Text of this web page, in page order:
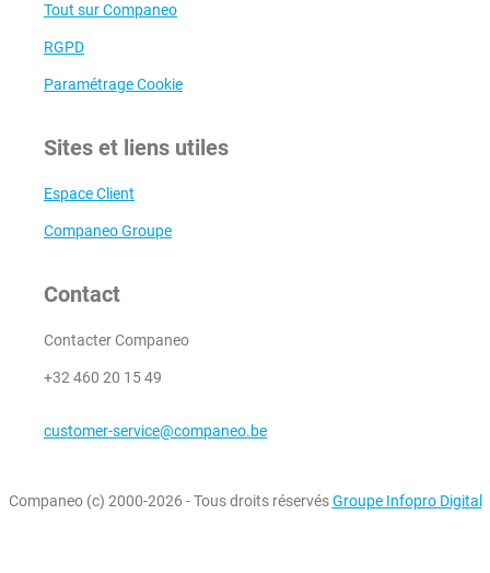
Tout sur Companeo
RGPD
Paramétrage Cookie
Sites et liens utiles
Espace Client
Companeo Groupe
Contact
Contacter Companeo
+32 460 20 15 49
customer-service@companeo.be
Companeo (c) 2000-2026 - Tous droits réservésGroupe Infopro Digital